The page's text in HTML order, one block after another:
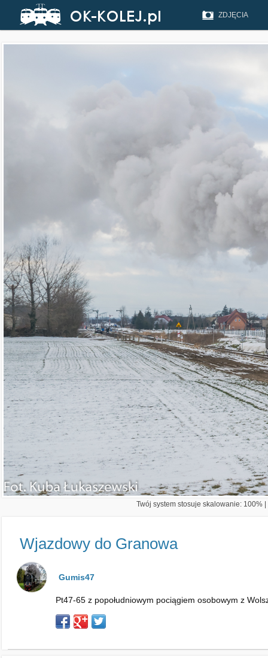
ZDJĘCIA
Twój system stosuje skalowanie: 100%
Wjazdowy do Granowa
Gumis47
Pt47-65 z popołudniowym pociągiem osobowym z